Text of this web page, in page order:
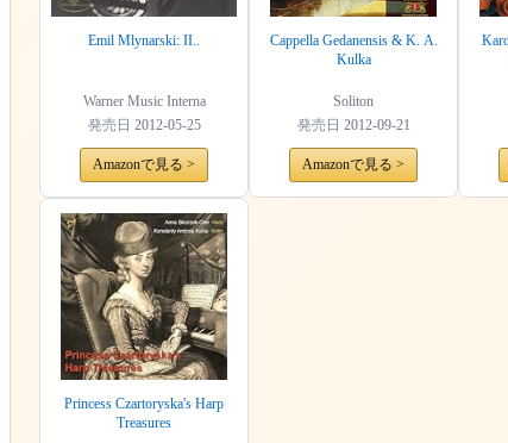
Emil Mlynarski: II..
Warner Music Interna
発売日 2012-05-25
Amazonで見る >
Cappella Gedanensis & K. A.
Kulka
Soliton
発売日 2012-09-21
Amazonで見る >
Princess Czartoryska's Harp
Treasures